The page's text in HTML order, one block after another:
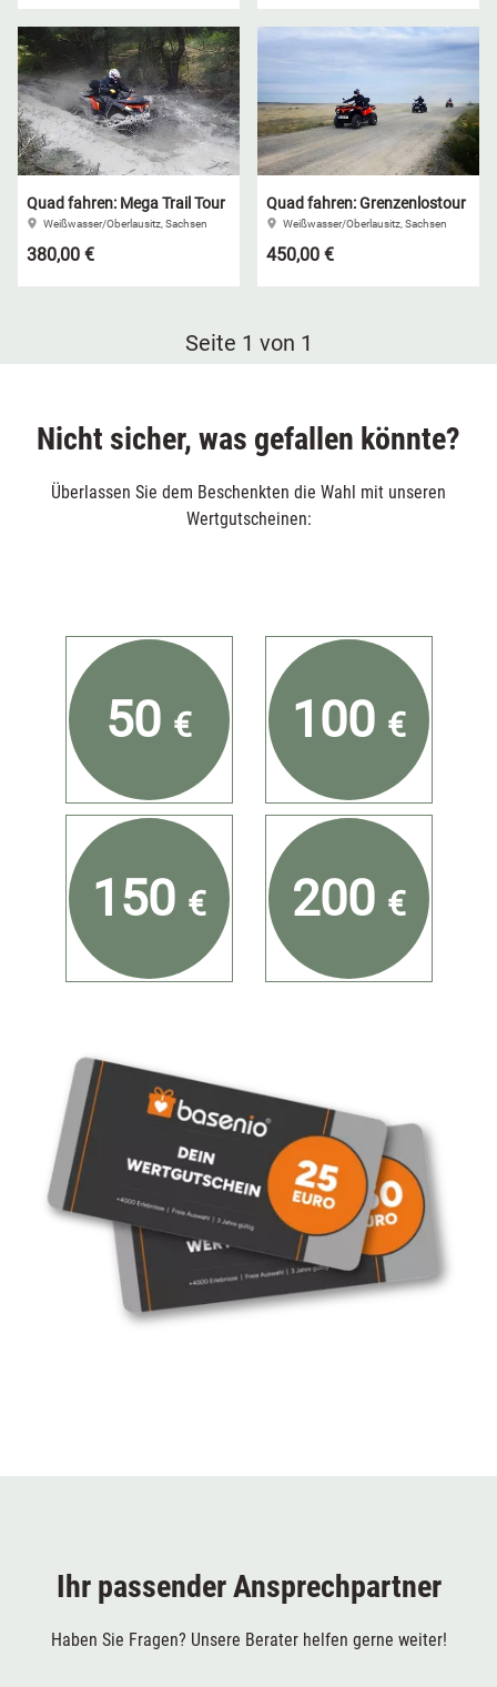
Quad fahren: Mega Trail Tour
Weißwasser/Oberlausitz, Sachsen
380,00 €
Quad fahren: Grenzenlostour
Weißwasser/Oberlausitz, Sachsen
450,00 €
Seite 1 von 1
Nicht sicher, was gefallen könnte?
Überlassen Sie dem Beschenkten die Wahl mit unseren
Wertgutscheinen:
50 €
150 €
100 €
200 €
Ihr passender Ansprechpartner
Haben Sie Fragen? Unsere Berater helfen gerne weiter!